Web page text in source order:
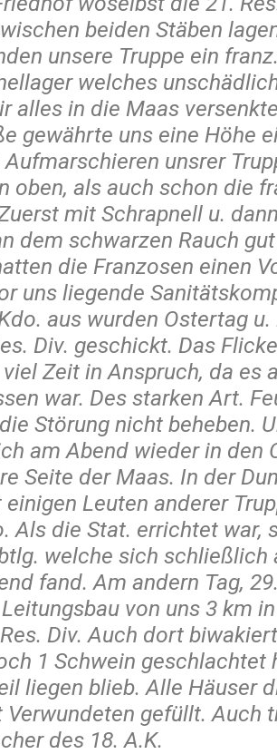
beiden Stäben
unsere Truppe ein
welches
alles in die Maas
gewährte uns eine Höhe
Aufmarschieren unsrer
oben, als auch schon die
mit Schrapnell u.
dem schwarzen Rauch
die Franzosen einen
uns liegende
aus wurden Ostertag
Div. geschickt. Das
Zeit in Anspruch, da es
war. Des starken Art.
Störung nicht beheben.
am Abend wieder in den
Seite der Maas. In der
Leuten anderer
Als die Stat. errichtet war,
welche sich schließlich
fand. Am andern Tag,
von uns 3 km
Div. Auch dort
1 Schwein geschlachtet
liegen blieb. Alle Häuser
gefüllt. Auch
des 18. A.K.